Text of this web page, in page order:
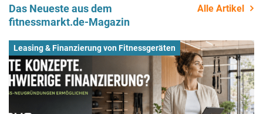
Das Neueste aus dem
fitnessmarkt.de-Magazin
Alle Artikel
Leasing & Finanzierung von Fitnessgeräten